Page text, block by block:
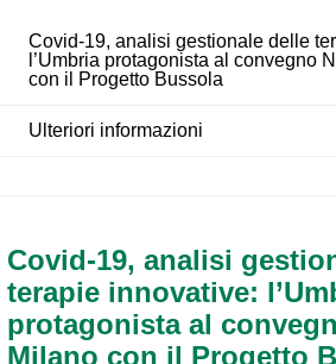
Covid-19, analisi gestionale delle
l’Umbria protagonista al convegno
con il Progetto Bussola
Ulteriori informazioni
Covid-19, analisi
terapie innovative:
protagonista al
Milano con il Progetto